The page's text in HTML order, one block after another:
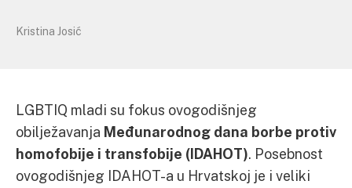
Kristina Josić
LGBTIQ mladi su fokus ovogodišnjeg
obilježavanja Međunarodnog dana borbe protiv
homofobije i transfobije (IDAHOT). Posebnost
ovogodišnjeg IDAHOT-a u Hrvatskoj je i veliki